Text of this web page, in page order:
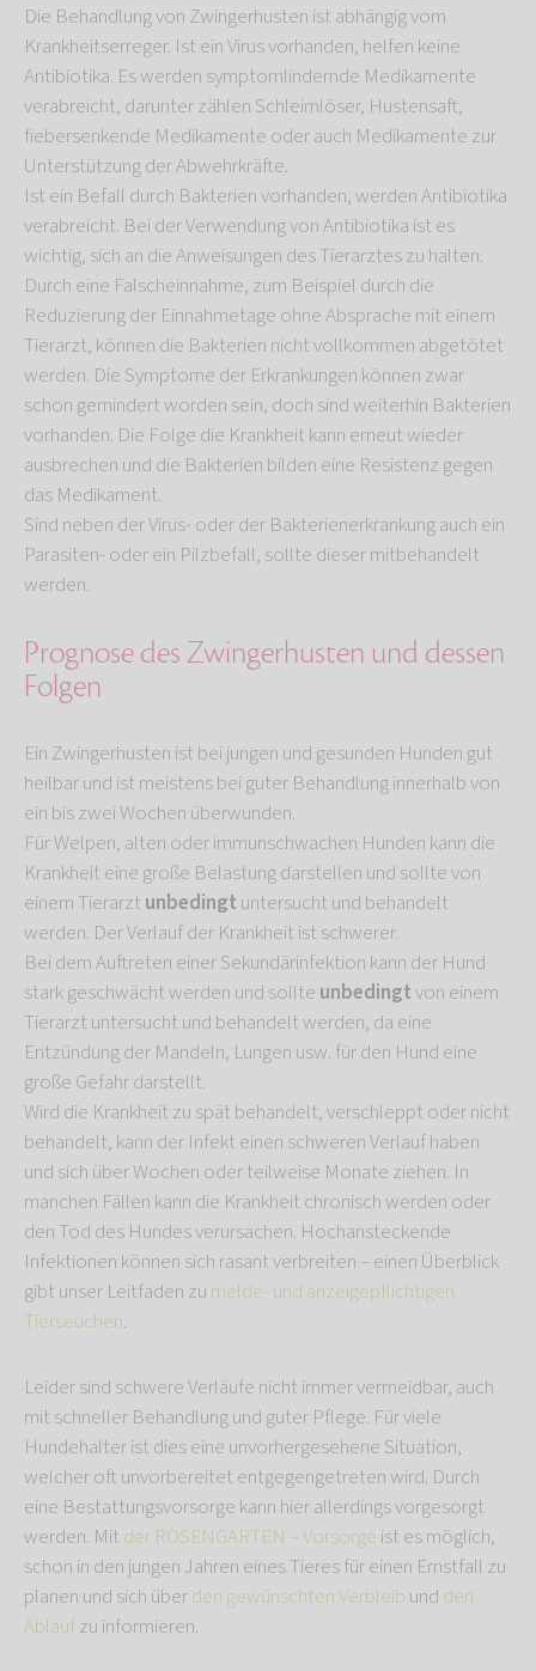
Die Behandlung von Zwingerhusten ist abhängig vom
Krankheitserreger. Ist ein Virus vorhanden, helfen keine
Antibiotika. Es werden symptomlindernde Medikamente
verabreicht, darunter zählen Schleimlöser, Hustensaft,
fiebersenkende Medikamente oder auch Medikamente zur
Unterstützung der Abwehrkräfte.
Ist ein Befall durch Bakterien vorhanden, werden Antibiotika
verabreicht. Bei der Verwendung von Antibiotika ist es
wichtig, sich an die Anweisungen des Tierarztes zu halten.
Durch eine Falscheinnahme, zum Beispiel durch die
Reduzierung der Einnahmetage ohne Absprache mit einem
Tierarzt, können die Bakterien nicht vollkommen abgetötet
werden. Die Symptome der Erkrankungen können zwar
schon gemindert worden sein, doch sind weiterhin Bakterien
vorhanden. Die Folge die Krankheit kann erneut wieder
ausbrechen und die Bakterien bilden eine Resistenz gegen
das Medikament.
Sind neben der Virus- oder der Bakterienerkrankung auch ein
Parasiten- oder ein Pilzbefall, sollte dieser mitbehandelt
werden.
Prognose des Zwingerhusten und dessen
Folgen
Ein Zwingerhusten ist bei jungen und gesunden Hunden gut
heilbar und ist meistens bei guter Behandlung innerhalb von
ein bis zwei Wochen überwunden.
Für Welpen, alten oder immunschwachen Hunden kann die
Krankheit eine große Belastung darstellen und sollte von
einem Tierarzt unbedingt untersucht und behandelt
werden. Der Verlauf der Krankheit ist schwerer.
Bei dem Auftreten einer Sekundärinfektion kann der Hund
stark geschwächt werden und sollte unbedingtvon einem
Tierarzt untersucht und behandelt werden, da eine
Entzündung der Mandeln, Lungen usw. für den Hund eine
große Gefahr darstellt.
Wird die Krankheit zu spät behandelt, verschleppt oder nicht
behandelt, kann der Infekt einen schweren Verlauf haben
und sich über Wochen oder teilweise Monate ziehen. In
manchen Fällen kann die Krankheit chronisch werden oder
den Tod des Hundes verursachen. Hochansteckende
Infektionen können sich rasant verbreiten – einen Überblick
gibt unser Leitfaden zu melde- und anzeigepflichtigen
Tierseuchen.
Leider sind schwere Verläufe nicht immer vermeidbar, auch
mit schneller Behandlung und guter Pflege. Für viele
Hundehalter ist dies eine unvorhergesehene Situation,
welcher oft unvorbereitet entgegengetreten wird. Durch
eine Bestattungsvorsorge kann hier allerdings vorgesorgt
werden. Mit der ROSENGARTEN – Vorsorge ist es möglich,
schon in den jungen Jahren eines Tieres für einen Ernstfall zu
planen und sich überden gewünschten Verbleib und den
Ablaufzu informieren.